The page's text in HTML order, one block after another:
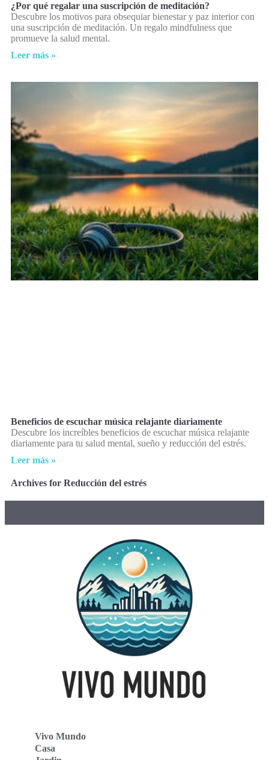
¿Por qué regalar una suscripción de meditación?
Descubre los motivos para obsequiar bienestar y paz interior con
una suscripción de meditación. Un regalo mindfulness que
promueve la salud mental.
Leer más »
Beneficios de escuchar música relajante diariamente
Descubre los increíbles beneficios de escuchar música relajante
diariamente para tu salud mental, sueño y reducción del estrés.
Leer más »
Archives for Reducción del estrés
Vivo Mundo
Casa